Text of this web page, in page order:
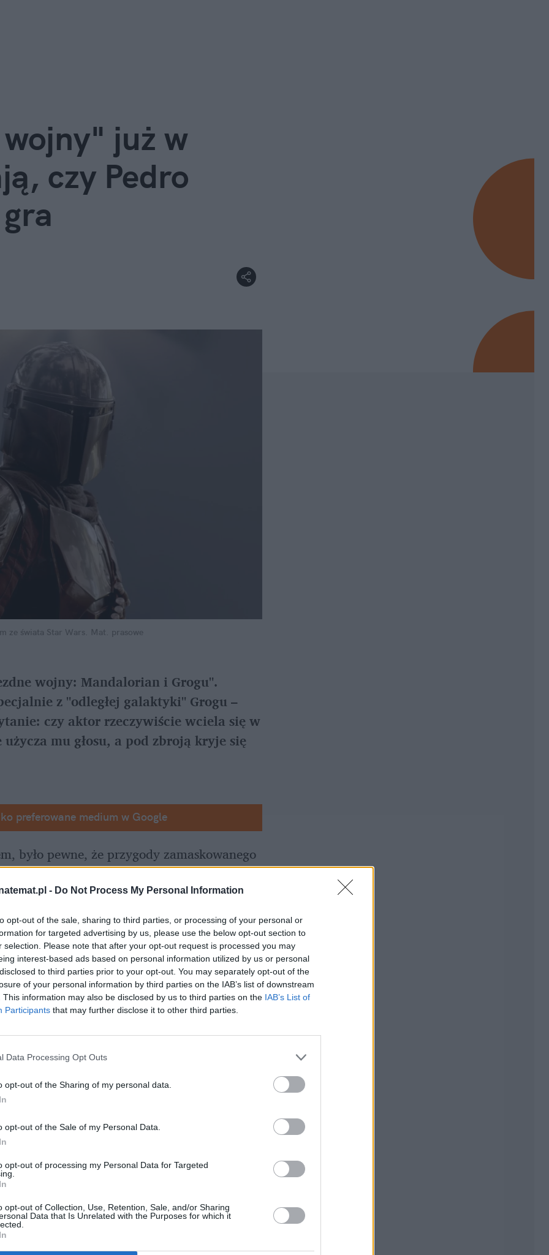
- Do Not Process My Personal Information
opt-out of the sale, sharing to third parties, or processing of your personal or
for targeted advertising by us, please use the below opt-out section to
selection. Please note that after your opt-out request is processed you may
interest-based ads based on personal information utilized by us or personal
to third parties prior to your opt-out. You may separately opt-out of the
of your personal information by third parties on the IAB’s list of downstream
This information may also be disclosed by us to third parties on the IAB’s List of
Participants that may further disclose it to other third parties.
Data Processing Opt Outs
opt-out of the Sharing of my personal data.
opt-out of the Sale of my Personal Data.
opt-out of processing my Personal Data for Targeted
opt-out of Collection, Use, Retention, Sale, and/or Sharing
Data that Is Unrelated with the Purposes for which it
już w
czy Pedro
ze świata Star Wars. Mat. prasowe
wojny: Mandalorian i Grogu".
z "odległej galaktyki" Grogu –
czy aktor rzeczywiście wciela się w
mu głosu, a pod zbroją kryje się
preferowane medium w Google
było pewne, że przygody zamaskowanego
duży ekran. 22 maja fani będą mogli
intryguje coś jeszcze: czy